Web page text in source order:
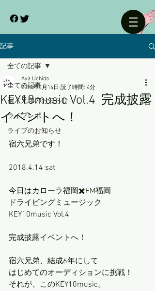
記事
全ての記事
宿六兄弟のお知らせ
ライブレポ
ライブのお知らせ
全ての記事
KEY10music Vol.4 完成披露
イベントへ！
Aya Uchida
2018年4月14日 読了時間: 4分
宿六兄弟です！
2018.4.14 sat
今日はカローラ福岡✖️FM福岡
ドライビングミュージック
KEY10music Vol.4
完成披露イベントへ！
宿六兄弟、結成6年にして
はじめてのオーディションに挑戦！
それが、このKEY10music。